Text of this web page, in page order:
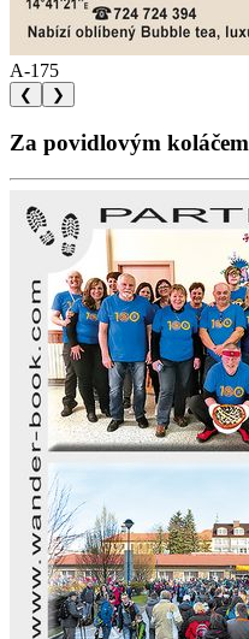
A-175
❮ ❯
Za povidlovým koláčem